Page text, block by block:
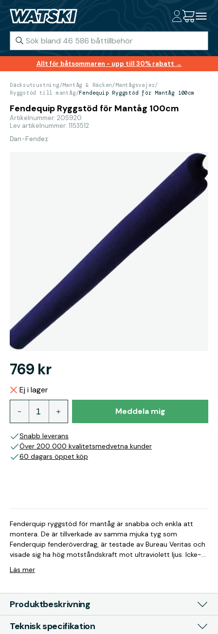
Allt för båtsommaren - upp till 30% rabatt →
Däcksutrustning/Mantåg & Räcken/Mantågsvajer/
Ryggstöd till mantåg/Fendequip Ryggstöd för Mantåg 100cm
Fendequip Ryggstöd för Mantåg 100cm
Artikelnummer: 205920
Lev artikelnummer: 1153512
Dan-Fender
769 kr
Ej i lager
Meddela mig
Snabb leverans
Över 200 000 kvalitetsmedvetna kunder
60 dagars öppet köp
Fenderquip ryggstöd för mantåg är snabba och enkla att
montera. De är tillverkade av samma mjuka tyg som
Fenderquip fenderöverdrag, är testade av Bureau Veritas och
visade sig ha hög motståndskraft mot ultraviolett ljus. Icke-
Läs mer
Produktbeskrivning
Teknisk specifikation